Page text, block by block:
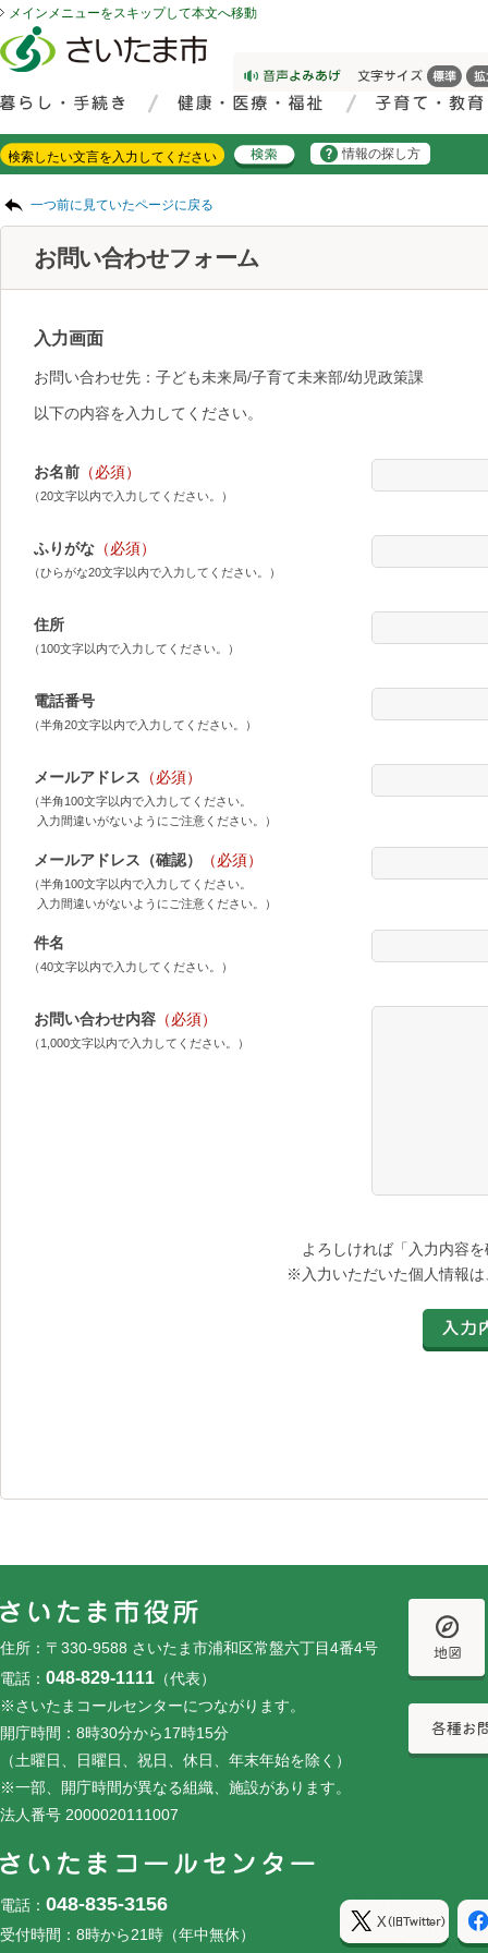
メインメニューをスキップして本文へ移動
情報の探し方
一つ前に見ていたページに戻る
お問い合わせフォーム
入力画面
お問い合わせ先：子ども未来局/子育て未来部/幼児政策課
以下の内容を入力してください。
お名前 （必須）
（20文字以内で入力してください。）
ふりがな （必須）
（ひらがな20文字以内で入力してください。）
住所
（100文字以内で入力してください。）
電話番号
（半角20文字以内で入力してください。）
メールアドレス （必須）
（半角100文字以内で入力してください。
入力間違いがないようにご注意ください。）
メールアドレス（確認） （必須）
（半角100文字以内で入力してください。
入力間違いがないようにご注意ください。）
件名
（40文字以内で入力してください。）
お問い合わせ内容 （必須）
（1,000文字以内で入力してください。）
よろしければ「入力内容
※入力いただいた個人情報
住所：〒330-9588 さいたま市浦和区常盤六丁目4番4号
電話： 048-829-1111 （代表）
※さいたまコールセンターにつながります。
開庁時間：8時30分から17時15分
（土曜日、日曜日、祝日、休日、年末年始を除く）
※一部、開庁時間が異なる組織、施設があります。
法人番号 2000020111007
電話： 048-835-3156
受付時間：8時から21時（年中無休）